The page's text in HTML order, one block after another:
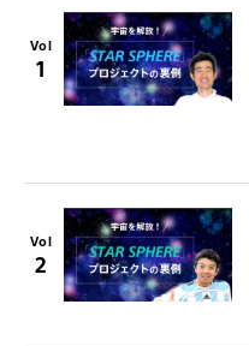
Vol
1
Vol
2